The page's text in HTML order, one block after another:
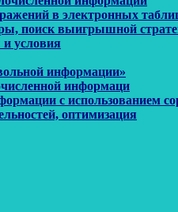
в электронных
поиск выигрышной
условия
информации»
информаци
с использованием
оптимизация